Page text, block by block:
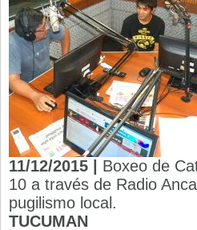
11/12/2015 | Boxeo de
10 a través de Radio
pugilismo local.
TUCUMAN